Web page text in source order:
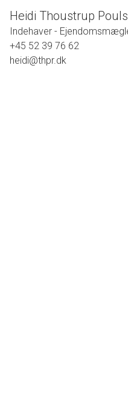
enestående chance for at
lejlighed.
Heidi Thoustrup
Indehaver -
+45 52 39 76 62
heidi@thpr.dk